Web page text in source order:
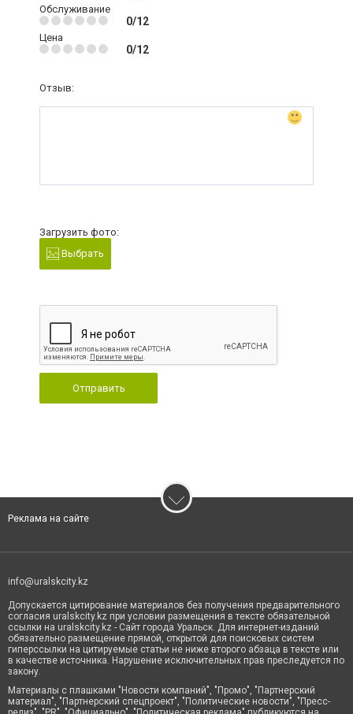
Обслуживание
0/12
Цена
0/12
Отзыв:
Загрузить фото:
Выбрать
Отправить
Реклама на сайте
info@uralskcity.kz
Допускается цитирование материалов без получения предварительного
согласия uralskcity.kz при условии размещения в тексте обязательной
ссылки на uralskcity.kz - Сайт города Уральск. Для интернет-изданий
обязательно размещение прямой, открытой для поисковых систем
гиперссылки на цитируемые статьи не ниже второго абзаца в тексте или
в качестве источника. Нарушение исключительных прав преследуется по
закону.
Материалы с плашками "Новости компаний", "Промо", "Партнерский
материал", "Партнерский спецпроект", "Политические новости", "Пресс-